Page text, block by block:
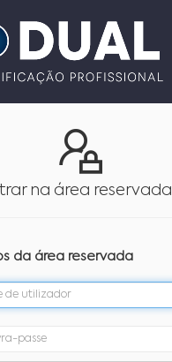
na área reservada
da área reservada